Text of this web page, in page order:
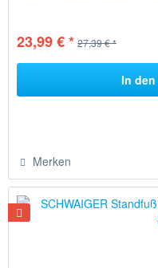
23,99 € * 27,39 € *
In den
Merken